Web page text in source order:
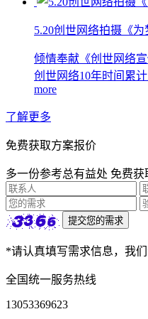
5.20创世网络拍摄《
倾情奉献《创世网络
创世网络10年时间累
more
了解更多
免费获取方案报价
多一份参考总有益处 免费获
*请认真填写需求信息，我
全国统一服务热线
13053369623